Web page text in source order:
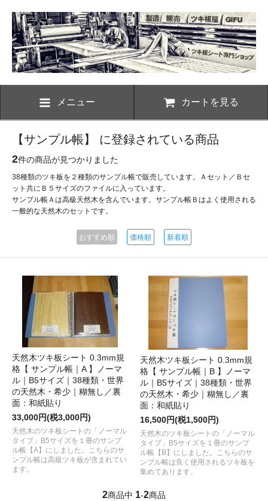
メニュー カートを見る
【サンプル帳】 に登録されている商品
2件の商品が見つかりました
38種類のツキ板を２種類のサンプル帳で販売しています。Ａセット／Ｂセ
ット共にＢ５サイズのファイルに入っています。
サンプル帳Ａは高級天然木を含んでいます。サンプル帳Ｂはよく使用される
一般的な天然木のセットです。
おすすめ順 価格順 新着順
天然木ツキ板シート 0.3mm規
格【 サンプル帳｜A 】ノーマ
ル｜B5サイズ｜38種類・世界
の天然木・希少｜糊無し／裏
面：和紙貼り
33,000円(税3,000円)
天然木のツキ板シートの「ノーマル
タイプ」B5サイズを１冊のサンプ
ル帳【A】にしました。こちらのサ
ンプル帳は高級ツキ板が含まれてい
ます。
天然木ツキ板シート 0.3mm規
格【 サンプル帳｜B 】ノーマ
ル｜B5サイズ｜38種類・世界
の天然木・希少｜糊無し／裏
面：和紙貼り
16,500円(税1,500円)
天然木のツキ板シートの「ノーマル
タイプ」B5サイズを１冊のサンプ
ル帳【B】にしました。こちらのサ
ンプル帳は良く使用されるツキ板を
集めてあります。
2商品中 1-2商品